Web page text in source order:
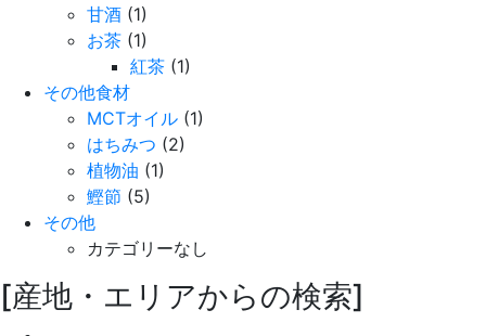
甘酒 (1)
お茶 (1)
紅茶 (1)
その他食材
MCTオイル (1)
はちみつ (2)
植物油 (1)
鰹節 (5)
その他
カテゴリーなし
[産地・エリアからの検索]